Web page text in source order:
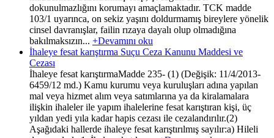
dokunulmazlığını korumayı amaçlamaktadır. TCK madde
103/1 uyarınca, on sekiz yaşını doldurmamış bireylere yönelik
cinsel davranışlar, failin rızaya dayalı olup olmadığına
bakılmaksızın... +Devamını oku
İhaleye fesat karıştırma Suçu Ceza Kanunu Maddesi ve
Cezası
İhaleye fesat karıştırmaMadde 235- (1) (Değişik: 11/4/2013-
6459/12 md.) Kamu kurumu veya kuruluşları adına yapılan
mal veya hizmet alım veya satımlarına ya da kiralamalara
ilişkin ihaleler ile yapım ihalelerine fesat karıştıran kişi, üç
yıldan yedi yıla kadar hapis cezası ile cezalandırılır.(2)
Aşağıdaki hallerde ihaleye fesat karıştırılmış sayılır:a) Hileli